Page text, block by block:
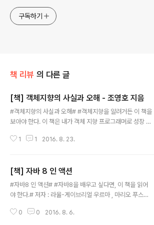
구독하기
책 리뷰 의 다른 글
[책] 객체지향의 사실과 오해 - 조영호 지음
#객체지향의 사실과 오해# #객체지향을 알려거든 이 책을
보아야 한다. 이 책은 내가 객체 지향 프로그래머로 성장 할
던 사람들의 뒷통수를 때리는 책이다.# 저자 : 조영호 출판
의 언어로 바꿔 학습하기. 배운 내용 협력 책임 역할 상세
후기 이 책의 진짜 장점은 처음에는 앨리스의 비유를 통해
객체를 설명하지만, 가면 갈 수록 우리가 이해했던 객체지
다..) 물론, 객체지향에 대해 정말 잘 아는 사람이라면야 이
1 1 2016. 8. 23.
[책] 자바 8 인 액션
#자바8 인 액션# #자바8을 배우고 싶다면, 이 책을 읽어
야 한다.# 저자 : 라울-게이브리얼 우르마 , 마리오 푸스코 ,
내용 람다 동적 파라미터 화 Predicate 동시성 프레임워
0 0 2016. 8. 6.